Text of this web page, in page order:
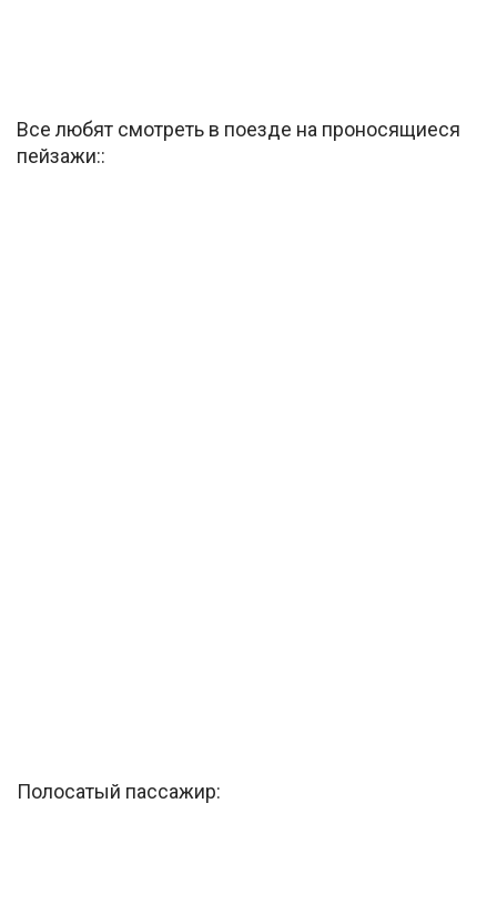
Все любят смотреть в поезде на проносящиеся
пейзажи::
Полосатый пассажир: